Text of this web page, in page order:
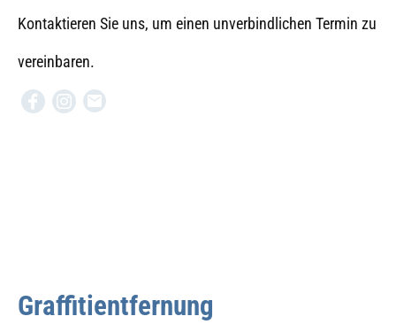
Kontaktieren Sie uns, um einen unverbindlichen Termin zu
vereinbaren.
Graffitientfernung